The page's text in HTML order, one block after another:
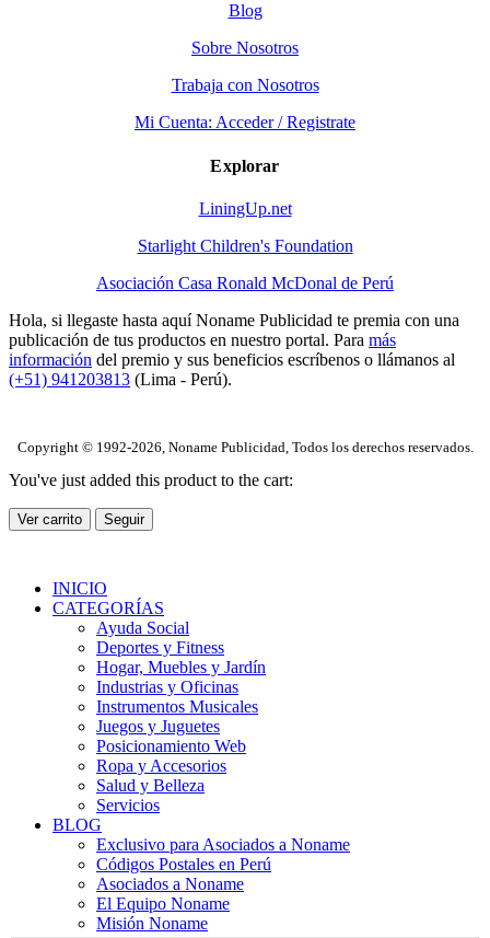
Blog
Sobre Nosotros
Trabaja con Nosotros
Mi Cuenta: Acceder / Registrate
Explorar
LiningUp.net
Starlight Children's Foundation
Asociación Casa Ronald McDonal de Perú
Hola, si llegaste hasta aquí Noname Publicidad te premia con una
publicación de tus productos en nuestro portal. Para más
información del premio y sus beneficios escríbenos o llámanos al
(+51) 941203813 (Lima - Perú).
Copyright © 1992-2026, Noname Publicidad, Todos los derechos reservados.
You've just added this product to the cart:
Ver carrito Seguir
INICIO
CATEGORÍAS
Ayuda Social
Deportes y Fitness
Hogar, Muebles y Jardín
Industrias y Oficinas
Instrumentos Musicales
Juegos y Juguetes
Posicionamiento Web
Ropa y Accesorios
Salud y Belleza
Servicios
BLOG
Exclusivo para Asociados a Noname
Códigos Postales en Perú
Asociados a Noname
El Equipo Noname
Misión Noname